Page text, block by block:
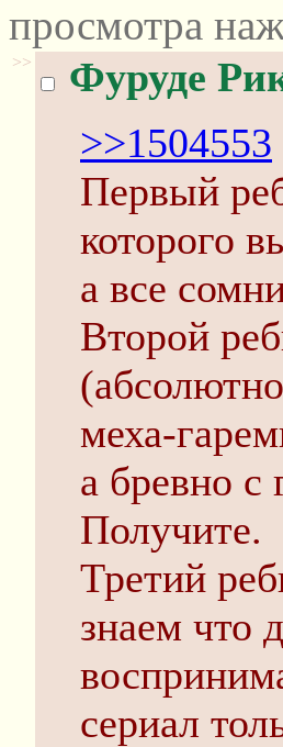
просмотра
>> Фуруде
>>1504553
Первый
которого
а все
Второй
меха-
а бревно с
Получите.
Третий
знаем что
сериал